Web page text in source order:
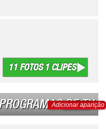
11 FOTOS 1 CLIPES
DE TV
Adicionar aparição